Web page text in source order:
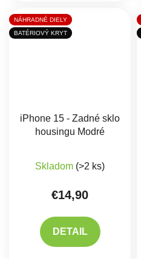
NÁHRADNÉ DIELY
BATÉRIOVÝ KRYT
iPhone 15 - Zadné sklo
housingu Modré
Skladom (>2 ks)
€14,90
DETAIL